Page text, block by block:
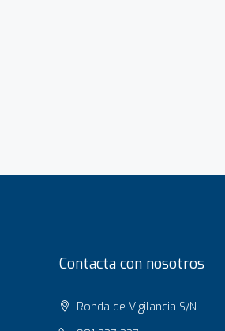
Contacta con nosotros
Ronda de Vigilancia S/N